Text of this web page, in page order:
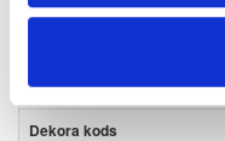
malu apdares lentes